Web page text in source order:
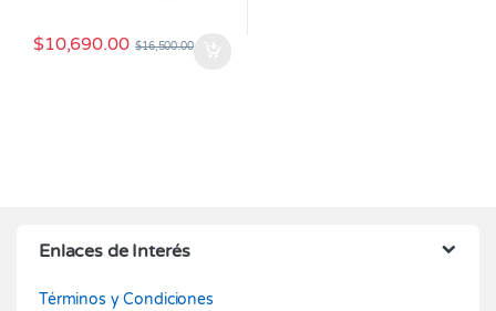
$10,690.00 $16,500.00
Enlaces de Interés
Términos y Condiciones